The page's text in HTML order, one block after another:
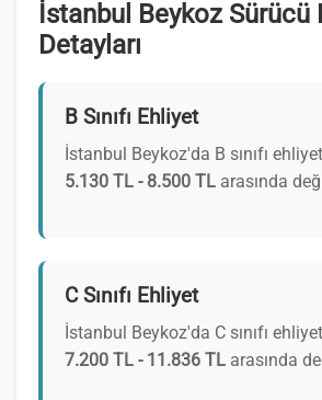
İstanbul Beykoz Sürücü
Detayları
B Sınıfı Ehliyet
İstanbul Beykoz'da B sınıfı
5.130 TL - 8.500 TL arasında
C Sınıfı Ehliyet
İstanbul Beykoz'da C sınıfı
7.200 TL - 11.836 TL arasında